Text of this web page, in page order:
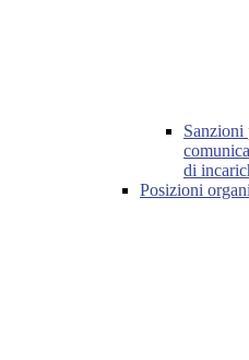
Sanzioni
di
Posizioni